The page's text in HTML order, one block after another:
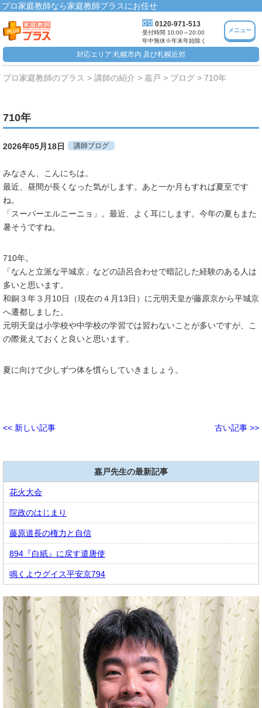
プロ家庭教師なら家庭教師プラスにお任せ
0120-971-513
受付時間 10:00～20:00
年中無休※年末年始除く
メニュー
対応エリア:札幌市内 及び札幌近郊
プロ家庭教師のプラス 講師の紹介 嘉戸 ブログ 710年
710年
2026年05月18日 講師ブログ
みなさん、こんにちは。
最近、昼間が長くなった気がします。あと一か月もすれば夏至です
ね。
「スーパーエルニーニョ」。最近、よく耳にします。今年の夏もまた
暑そうですね。
710年。
「なんと立派な平城京」などの語呂合わせで暗記した経験のある人は
多いと思います。
和銅３年３月10日（現在の４月13日）に元明天皇が藤原京から平城京
へ遷都しました。
元明天皇は小学校や中学校の学習では習わないことが多いですが、こ
の際覚えておくと良いと思います。
夏に向けて少しずつ体を慣らしていきましょう。
古い記事 >>
<< 新しい記事
嘉戸先生の最新記事
花火大会
院政のはじまり
藤原道長の権力と自信
894『白紙』に戻す遣唐使
鳴くよウグイス平安京794